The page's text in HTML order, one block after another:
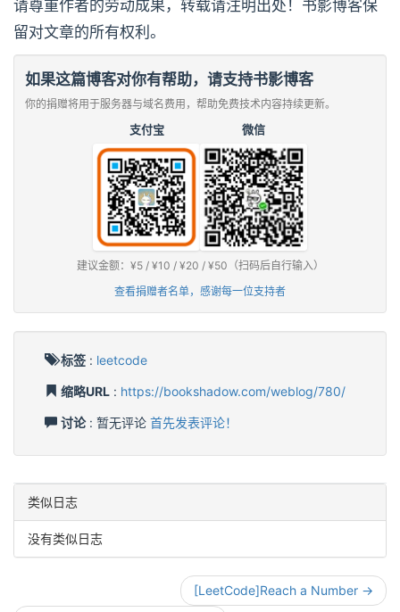
请尊重作者的劳动成果，转载请注明出处！书影博客保
留对文章的所有权利。
如果这篇博客对你有帮助，请支持书影博客
你的捐赠将用于服务器与域名费用，帮助免费技术内容持续更新。
支付宝 微信
建议金额：¥5 / ¥10 / ¥20 / ¥50（扫码后自行输入）
查看捐赠者名单，感谢每一位支持者
标签 : leetcode
缩略URL : https://bookshadow.com/weblog/780/
讨论: 暂无评论 首先发表评论！
类似日志
没有类似日志
[LeetCode]Reach a Number →